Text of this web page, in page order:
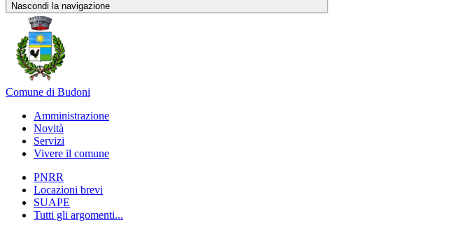
Nascondi la navigazione
Comune di Budoni
Amministrazione
Novità
Servizi
Vivere il comune
PNRR
Locazioni brevi
SUAPE
Tutti gli argomenti...